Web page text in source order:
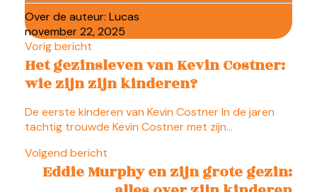
Over de auteur: Lucas
november 22, 2025
Vorig bericht
Het gezinsleven van Kevin Costner:
wie zijn zijn kinderen?
De eerste kinderen van Kevin Costner In de jaren
tachtig trouwde Kevin Costner met zijn…
Volgend bericht
Eddie Murphy en zijn grote gezin: